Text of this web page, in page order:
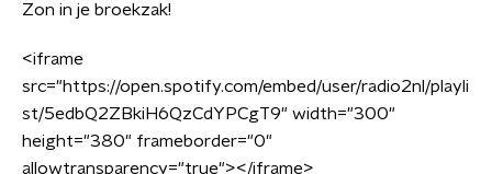
Zon in je broekzak!
<iframe
src="https://open.spotify.com/embed/user/radio2nl/playli
st/5edbQ2ZBkiH6QzCdYPCgT9" width="300"
height="380" frameborder="0"
allowtransparency="true"></iframe>